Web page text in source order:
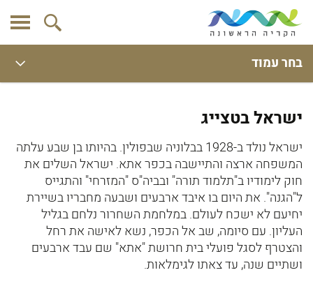
בחר עמוד
ישראל בטצייג
ישראל נולד ב-1928 בבלוניה שבפולין. בהיותו בן שבע עלתה
המשפחה ארצה והתיישבה בכפר אתא. ישראל השלים את
חוק לימודיו ב"תלמוד תורה" ובביה"ס "המזרחי" והתגייס
ל"הגנה". את היום בו איבד ארבעים ושבעה מחבריו בשיירת
יחיעם לא ישכח לעולם. במלחמת השחרור נלחם בגליל
העליון. עם סיומה, שב אל הכפר, נשא לאישה את רחל
והצטרף לסגל פועלי בית חרושת "אתא" שם עבד ארבעים
ושתיים שנה, עד צאתו לגימלאות.